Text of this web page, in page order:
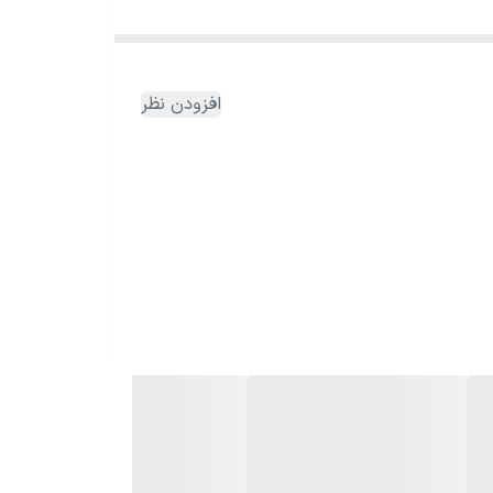
افزودن نظر